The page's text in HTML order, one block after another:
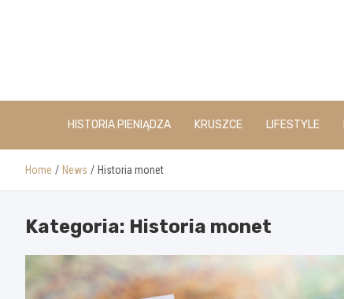
HISTORIA PIENIĄDZA KRUSZCE LIFESTYLE
Home News Historia monet
Kategoria: Historia monet